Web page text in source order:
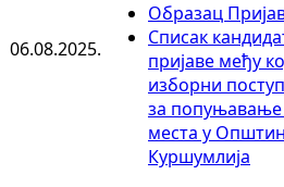
06.08.2025.
Образац
Списак
пријаве међу
изборни
за
места у
Куршумлија